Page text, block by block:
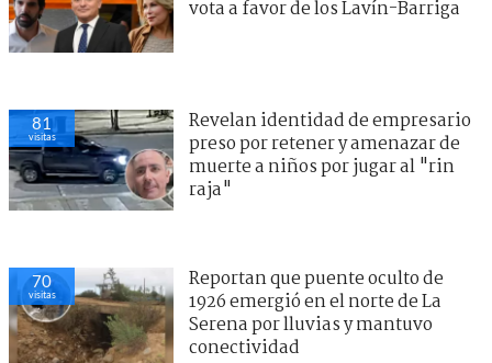
vota a favor de los Lavín-Barriga
81
visitas
Revelan identidad de empresario
preso por retener y amenazar de
muerte a niños por jugar al "rin
raja"
70
visitas
Reportan que puente oculto de
1926 emergió en el norte de La
Serena por lluvias y mantuvo
conectividad